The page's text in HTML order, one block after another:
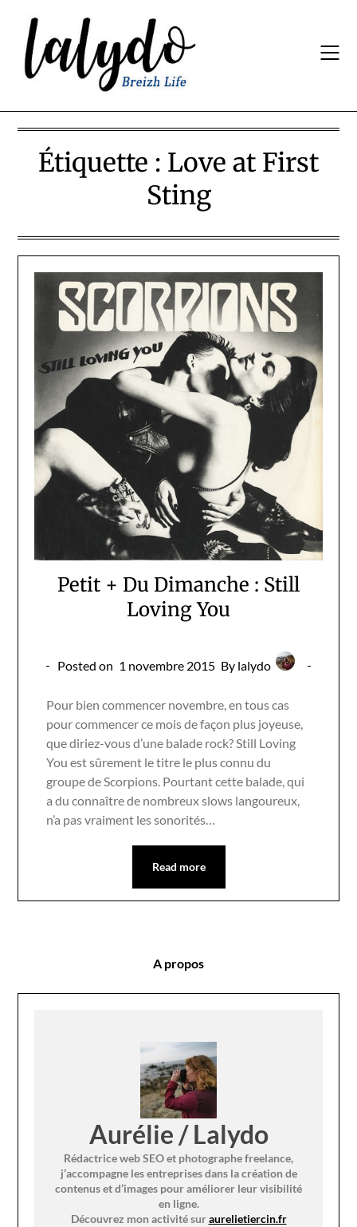
content
Étiquette : Love at First
Sting
Petit + Du Dimanche : Still
Loving You
Posted on 1 novembre 2015 By lalydo
Pour bien commencer novembre, en tous cas
pour commencer ce mois de façon plus joyeuse,
que diriez-vous d’une balade rock? Still Loving
You est sûrement le titre le plus connu du
groupe de Scorpions. Pourtant cette balade, qui
a du connaître de nombreux slows langoureux,
n’a pas vraiment les sonorités…
Read more
A propos
Aurélie / Lalydo
Rédactrice web SEO et photographe freelance,
j’accompagne les entreprises dans la création de
contenus et d’images pour améliorer leur visibilité
en ligne.
Découvrez mon activité suraurelietiercin.fr